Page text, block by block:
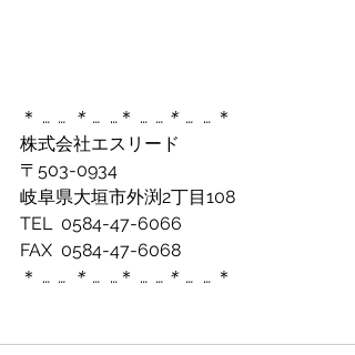
＊ … … ＊ … …＊ … …＊ … … ＊
株式会社エスリード
〒503-0934
岐阜県大垣市外渕2丁目108
TEL  0584-47-6066
FAX  0584-47-6068
＊ … … ＊ … …＊ … …＊ … … ＊